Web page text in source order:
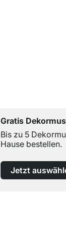
Gratis
Bis zu 5
Hause bestellen.
Jetzt